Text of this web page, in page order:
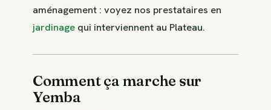
aménagement : voyez nos prestataires en
jardinage qui interviennent au Plateau.
Comment ça marche sur
Yemba